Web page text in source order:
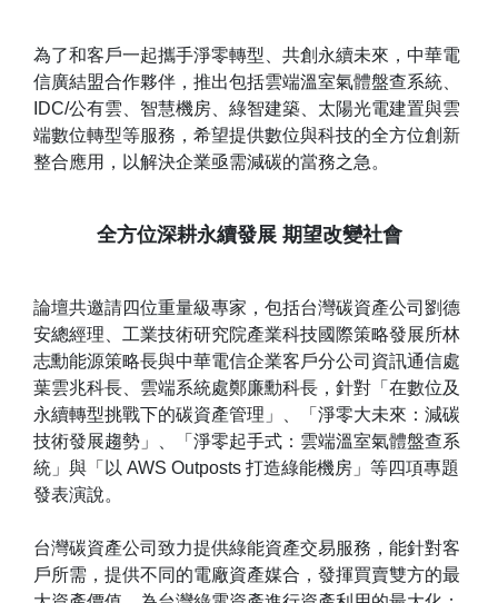
為了和客戶一起攜手淨零轉型、共創永續未來，中華電
信廣結盟合作夥伴，推出包括雲端溫室氣體盤查系統、
IDC/公有雲、智慧機房、綠智建築、太陽光電建置與雲
端數位轉型等服務，希望提供數位與科技的全方位創新
整合應用，以解決企業亟需減碳的當務之急。
全方位深耕永續發展 期望改變社會
論壇共邀請四位重量級專家，包括台灣碳資產公司劉德
安總經理、工業技術研究院產業科技國際策略發展所林
志勳能源策略長與中華電信企業客戶分公司資訊通信處
葉雲兆科長、雲端系統處鄭廉勳科長，針對「在數位及
永續轉型挑戰下的碳資產管理」、「淨零大未來：減碳
技術發展趨勢」、「淨零起手式：雲端溫室氣體盤查系
統」與「以 AWS Outposts 打造綠能機房」等四項專題
發表演說。
台灣碳資產公司致力提供綠能資產交易服務，能針對客
戶所需，提供不同的電廠資產媒合，發揮買賣雙方的最